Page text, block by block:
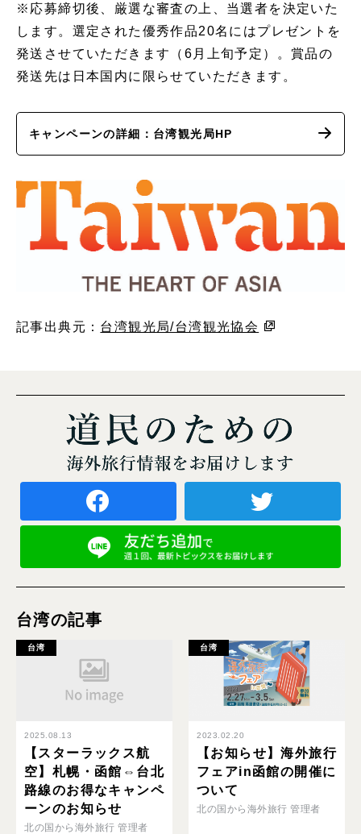
※応募締切後、厳選な審査の上、当選者を決定いた
します。選定された優秀作品20名にはプレゼントを
発送させていただきます（6月上旬予定）。賞品の
発送先は日本国内に限らせていただきます。
キャンペーンの詳細：台湾観光局HP
記事出典元： 台湾観光局/台湾観光協会
台湾の記事
台湾
2025.08.13
【スターラックス航
空】札幌・函館⇔台北
路線のお得なキャンペ
ーンのお知らせ
北の国から海外旅行 管理者
台湾
2023.02.20
【お知らせ】海外旅行
フェアin函館の開催に
ついて
北の国から海外旅行 管理者